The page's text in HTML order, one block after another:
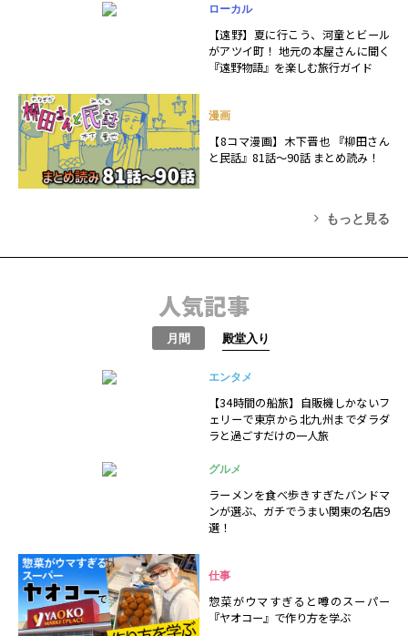
ローカル
【遠野】夏に行こう、河童とビール
がアツイ町！ 地元の本屋さんに聞く
『遠野物語』を楽しむ旅行ガイド
漫画
【8コマ漫画】木下晋也 『柳田さん
と民話』81話～90話 まとめ読み！
もっと見る
人気記事
月間 殿堂入り
エンタメ
【34時間の船旅】自販機しかないフ
ェリーで東京から北九州までダラダ
ラと過ごすだけの一人旅
グルメ
ラーメンを食べ歩きすぎたバンドマ
ンが選ぶ、ガチでうまい関東の名店9
選！
仕事
惣菜がウマすぎると噂のスーパー
『ヤオコー』で作り方を学ぶ